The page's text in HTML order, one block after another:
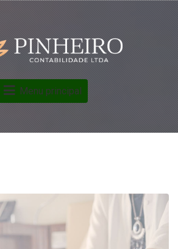
Menu principal